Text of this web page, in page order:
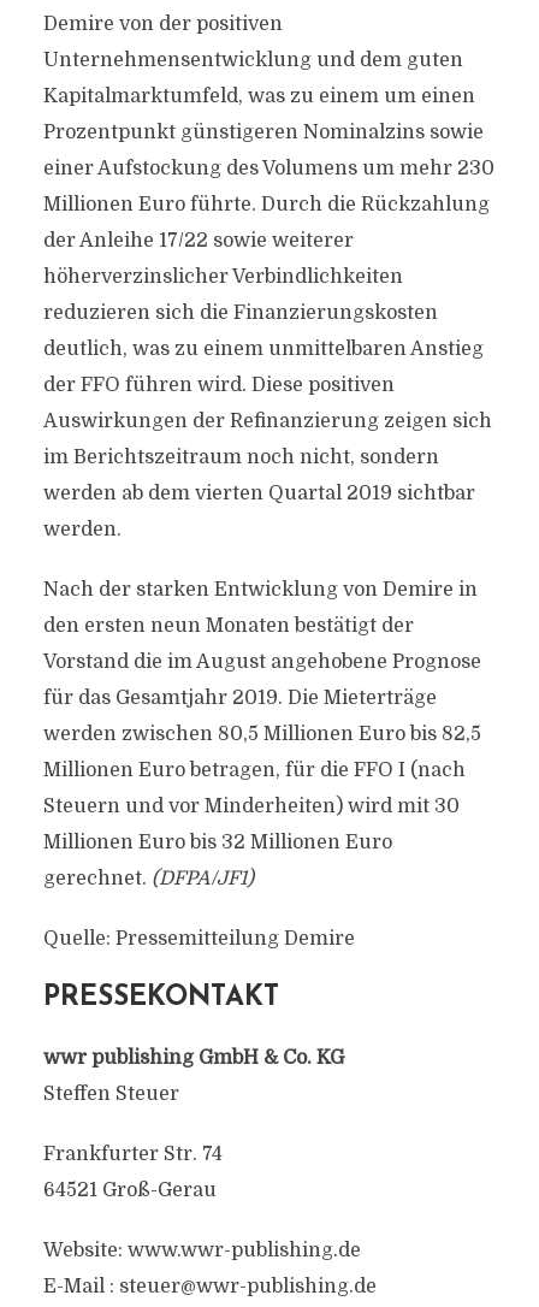
Demire von der positiven
Unternehmensentwicklung und dem guten
Kapitalmarktumfeld, was zu einem um einen
Prozentpunkt günstigeren Nominalzins sowie
einer Aufstockung des Volumens um mehr 230
Millionen Euro führte. Durch die Rückzahlung
der Anleihe 17/22 sowie weiterer
höherverzinslicher Verbindlichkeiten
reduzieren sich die Finanzierungskosten
deutlich, was zu einem unmittelbaren Anstieg
der FFO führen wird. Diese positiven
Auswirkungen der Refinanzierung zeigen sich
im Berichtszeitraum noch nicht, sondern
werden ab dem vierten Quartal 2019 sichtbar
werden.
Nach der starken Entwicklung von Demire in
den ersten neun Monaten bestätigt der
Vorstand die im August angehobene Prognose
für das Gesamtjahr 2019. Die Mieterträge
werden zwischen 80,5 Millionen Euro bis 82,5
Millionen Euro betragen, für die FFO I (nach
Steuern und vor Minderheiten) wird mit 30
Millionen Euro bis 32 Millionen Euro
gerechnet. (DFPA/JF1)
Quelle: Pressemitteilung Demire
PRESSEKONTAKT
wwr publishing GmbH & Co. KG
Steffen Steuer
Frankfurter Str. 74
64521 Groß-Gerau
Website: www.wwr-publishing.de
E-Mail : steuer@wwr-publishing.de